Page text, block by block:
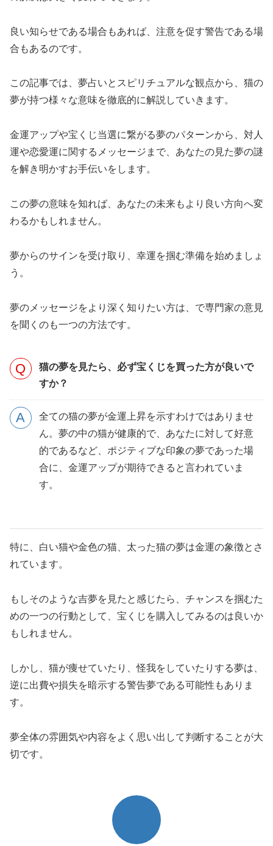
良い知らせである場合もあれば、注意を促す警告である場
合もあるのです。
この記事では、夢占いとスピリチュアルな観点から、猫の
夢が持つ様々な意味を徹底的に解説していきます。
金運アップや宝くじ当選に繋がる夢のパターンから、対人
運や恋愛運に関するメッセージまで、あなたの見た夢の謎
を解き明かすお手伝いをします。
この夢の意味を知れば、あなたの未来もより良い方向へ変
わるかもしれません。
夢からのサインを受け取り、幸運を掴む準備を始めましょ
う。
夢のメッセージをより深く知りたい方は、 で専門家の意見
を聞くのも一つの方法です。
猫の夢を見たら、必ず宝くじを買った方が良いで
すか？
全ての猫の夢が金運上昇を示すわけではありませ
ん。夢の中の猫が健康的で、あなたに対して好意
的であるなど、ポジティブな印象の夢であった場
合に、金運アップが期待できると言われていま
す。
特に、白い猫や金色の猫、太った猫の夢は金運の象徴とさ
れています。
もしそのような吉夢を見たと感じたら、チャンスを掴むた
めの一つの行動として、宝くじを購入してみるのは良いか
もしれません。
しかし、猫が痩せていたり、怪我をしていたりする夢は、
逆に出費や損失を暗示する警告夢である可能性もありま
す。
夢全体の雰囲気や内容をよく思い出して判断することが大
切です。